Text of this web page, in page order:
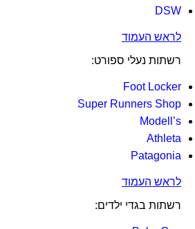
DSW
לראש העמוד
רשתות נעלי ספורט:
Foot Locker
Super Runners Shop
Modell’s
Athleta
Patagonia
לראש העמוד
רשתות בגדי ילדים: